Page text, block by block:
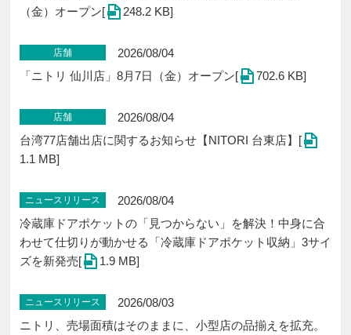
（金）オープン[
248.2 KB]
店舗
2026/08/04
「ニトリ 仙川店」8⽉7⽇（金）オープン[
702.6 KB]
店舗
2026/08/04
台湾77店舗出店に関するお知らせ【NITORI 台東店】[
1.1 MB]
ニュースリリース
2026/08/04
冷蔵庫ドアポケットの「見つからない」を解決！中身に合
わせて仕切りが動かせる「冷蔵庫ドアポケット収納」3サイ
ズを新発売[
1.9 MB]
ニュースリリース
2026/08/03
ニトリ、売場面積はそのままに、小型店の品揃えを拡充。